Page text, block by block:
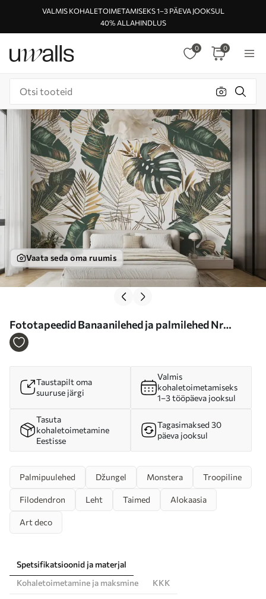
VALMIS KOHALETOIMETAMISEKS 1–3 PÄEVA JOOKSUL
40% ALLAHINDLUS
0 0
Vaata seda oma ruumis
Fototapeedid Banaanilehed ja palmilehed Nr
u53279
Taustapilt oma
suuruse järgi
Valmis
kohaletoimetamiseks
1–3 tööpäeva jooksul
Tasuta
kohaletoimetamine
Eestisse
Tagasimaksed 30
päeva jooksul
Palmipuulehed Džungel Monstera Troopiline
Filodendron Leht Taimed Alokaasia
Art deco
Spetsifikatsioonid ja materjal
Kohaletoimetamine ja maksmine
KKK